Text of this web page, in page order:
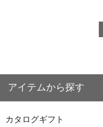
アイテムから探す
カタログギフト